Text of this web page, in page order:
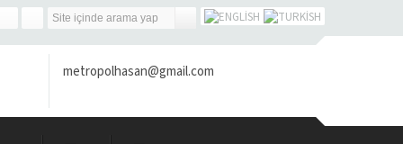
metropolhasan@gmail.com